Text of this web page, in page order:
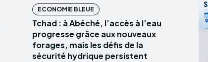
ECONOMIE BLEUE
Tchad : à Abéché, l’accès à l’eau
progresse grâce aux nouveaux
forages, mais les défis de la
sécurité hydrique persistent